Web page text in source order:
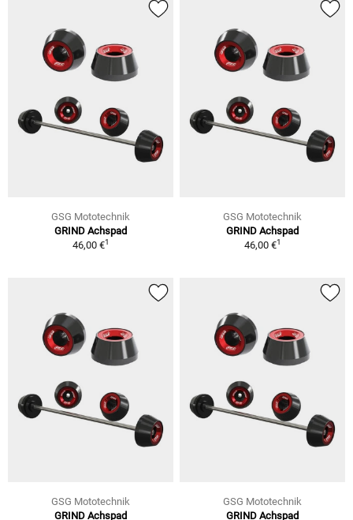
GSG Mototechnik
GRIND Achspad
46,00 €1
GSG Mototechnik
GRIND Achspad
46,00 €1
GSG Mototechnik
GRIND Achspad
GSG Mototechnik
GRIND Achspad